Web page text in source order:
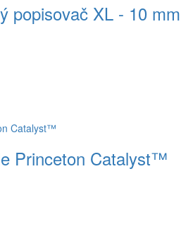
popisovač XL - 10 mm
Princeton Catalyst™